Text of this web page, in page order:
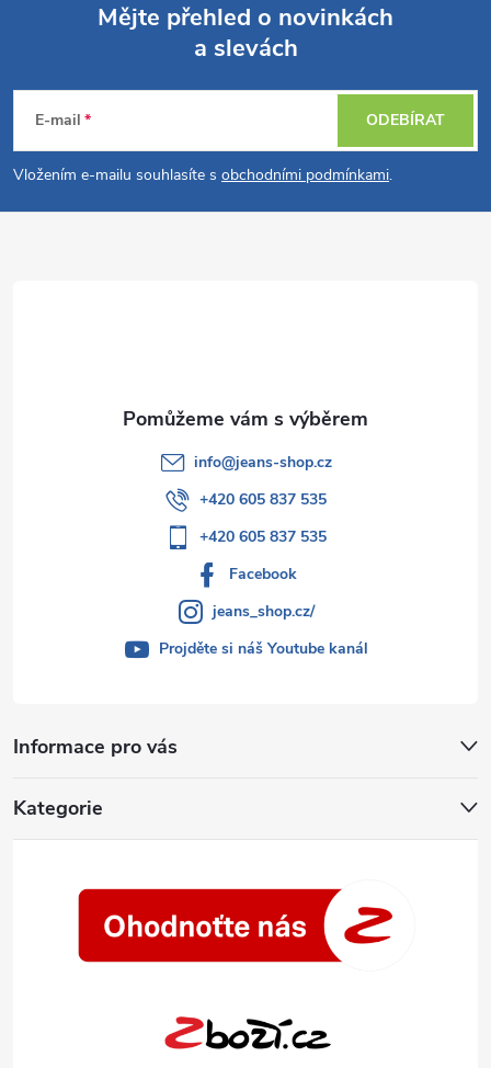
p
a
Mějte přehled o novinkách
a slevách
E-mail
Vložením e-mailu souhlasíte s obchodními podmínkami.
ODEBÍRAT
Informace pro vás
Kategorie
info@jeans-shop.cz
+420 605 837 535
+420 605 837 535
Facebook
jeans_shop.cz/
Projděte si náš Youtube kanál